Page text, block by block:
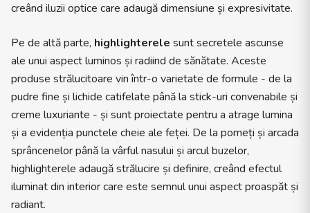
creând iluzii optice care adaugă dimensiune și expresivitate.
Pe de altă parte, highlighterele sunt secretele ascunse
ale unui aspect luminos și radiind de sănătate. Aceste
produse strălucitoare vin într-o varietate de formule - de la
pudre fine și lichide catifelate până la stick-uri convenabile și
creme luxuriante - și sunt proiectate pentru a atrage lumina
și a evidenția punctele cheie ale feței. De la pomeți și arcada
sprâncenelor până la vârful nasului și arcul buzelor,
highlighterele adaugă strălucire și definire, creând efectul
iluminat din interior care este semnul unui aspect proaspăt și
radiant.